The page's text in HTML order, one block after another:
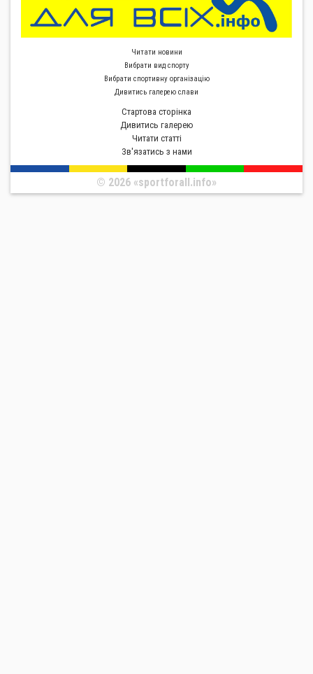
Читати новини
Вибрати вид спорту
Вибрати спортивну органiзацiю
Дивитись галерею слави
Стартова сторiнка
Дивитись галерею
Читати статті
Зв'язатись з нами
© 2026 «sportforall.info»